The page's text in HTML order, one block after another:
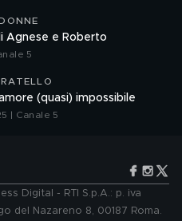
Agnese e Roberto
5
(quasi) impossibile
| Canale 5
Digital - RTI S.p.A.: p. iva
del Nazareno 8, 00187 Roma.